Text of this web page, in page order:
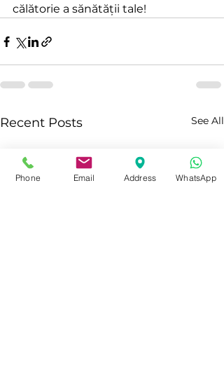
călătorie a sănătății tale!
Recent Posts See All
Phone Email Address WhatsApp